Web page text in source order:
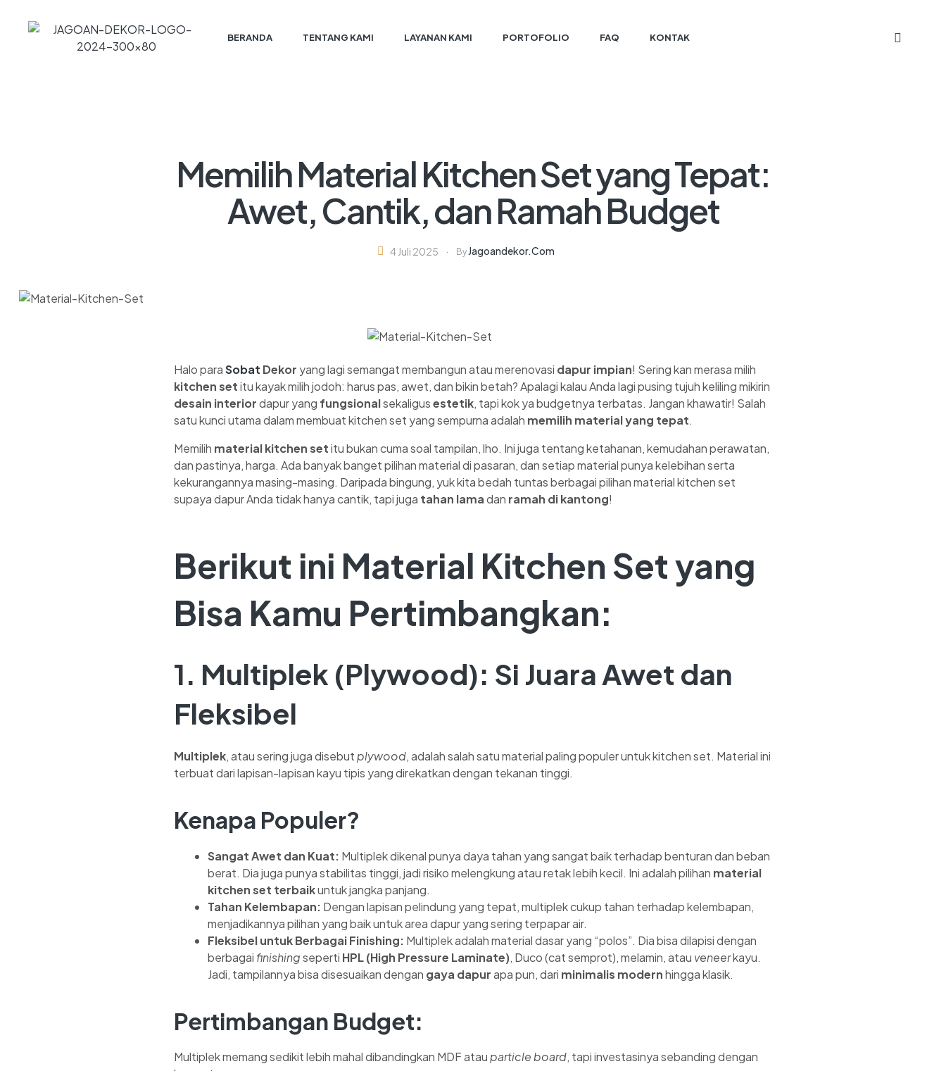
BERANDA TENTANG KAMI LAYANAN KAMI PORTOFOLIO FAQ KONTAK
Memilih Material Kitchen Set yang Tepat:
Awet, Cantik, dan Ramah Budget
4 Juli 2025 By Jagoandekor.com
Halo paraSobat Dekor yang lagi semangat membangun atau merenovasi dapur impian! Sering kan merasa milih
kitchen setitu kayak milih jodoh: harus pas, awet, dan bikin betah? Apalagi kalau Anda lagi pusing tujuh keliling mikirin
desain interiordapur yang fungsionalsekaligusestetik, tapi kok ya budgetnya terbatas. Jangan khawatir! Salah
satu kunci utama dalam membuat kitchen set yang sempurna adalah memilih material yang tepat.
Memilih material kitchen setitu bukan cuma soal tampilan, lho. Ini juga tentang ketahanan, kemudahan perawatan,
dan pastinya, harga. Ada banyak banget pilihan material di pasaran, dan setiap material punya kelebihan serta
kekurangannya masing-masing. Daripada bingung, yuk kita bedah tuntas berbagai pilihan material kitchen set
supaya dapur Anda tidak hanya cantik, tapi juga tahan lamadan ramah di kantong!
Berikut ini Material Kitchen Set yang
Bisa Kamu Pertimbangkan:
1. Multiplek (Plywood): Si Juara Awet dan
Fleksibel
Multiplek, atau sering juga disebutplywood, adalah salah satu material paling populer untuk kitchen set. Material ini
terbuat dari lapisan-lapisan kayu tipis yang direkatkan dengan tekanan tinggi.
Kenapa Populer?
Sangat Awet dan Kuat: Multiplek dikenal punya daya tahan yang sangat baik terhadap benturan dan beban
berat. Dia juga punya stabilitas tinggi, jadi risiko melengkung atau retak lebih kecil. Ini adalah pilihan material
kitchen set terbaikuntuk jangka panjang.
Tahan Kelembapan: Dengan lapisan pelindung yang tepat, multiplek cukup tahan terhadap kelembapan,
menjadikannya pilihan yang baik untuk area dapur yang sering terpapar air.
Fleksibel untuk Berbagai Finishing: Multiplek adalah material dasar yang “polos”. Dia bisa dilapisi dengan
berbagai finishingseperti HPL (High Pressure Laminate), Duco (cat semprot), melamin, atau veneerkayu.
Jadi, tampilannya bisa disesuaikan dengan gaya dapurapa pun, dari minimalis modernhingga klasik.
Pertimbangan Budget:
Multiplek memang sedikit lebih mahal dibandingkan MDF atauparticle board, tapi investasinya sebanding dengan